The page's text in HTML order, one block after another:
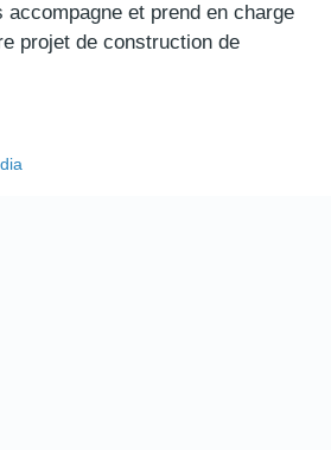
accompagne et prend en charge
projet de construction de